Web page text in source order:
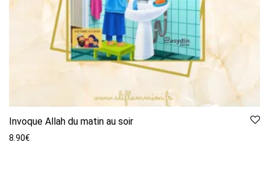
Invoque Allah du matin au soir
8.90€